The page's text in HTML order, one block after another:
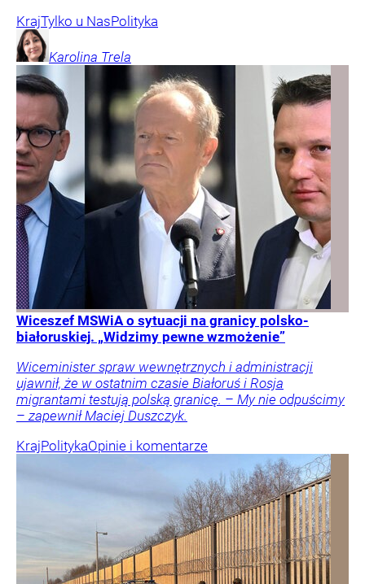
KrajTylko u NasPolityka
Karolina Trela
Wiceszef MSWiA o sytuacji na granicy polsko-
białoruskiej. „Widzimy pewne wzmożenie”
Wiceminister spraw wewnętrznych i administracji
ujawnił, że w ostatnim czasie Białoruś i Rosja
migrantami testują polską granicę. – My nie odpuścimy
– zapewnił Maciej Duszczyk.
KrajPolitykaOpinie i komentarze